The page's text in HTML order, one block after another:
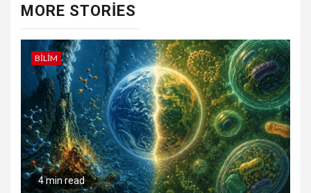
MORE STORIES
BILIM
4 min read